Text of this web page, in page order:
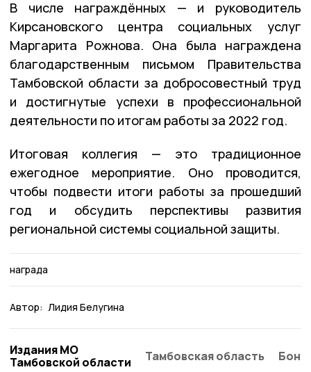
В числе награждённых — и руководитель
Кирсановского центра социальных услуг
Маргарита Рожнова. Она была награждена
благодарственным письмом Правительства
Тамбовской области за добросовестный труд
и достигнутые успехи в профессиональной
деятельности по итогам работы за 2022 год.
Итоговая коллегия — это традиционное
ежегодное мероприятие. Оно проводится,
чтобы подвести итоги работы за прошедший
год и обсудить перспективы развития
региональной системы социальной защиты.
награда
Автор: Лидия Белугина
Издания МО
Тамбовской области
Тамбовская область